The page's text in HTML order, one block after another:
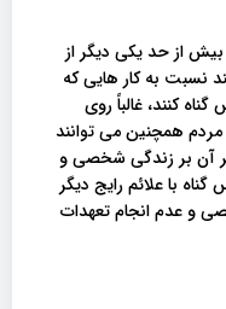
از حد یکی دیگر از
نسبت به کار هایی که
کنند، غالباً روی
مردم همچنین می توانند
آن بر زندگی شخصی و
با علائم رایج دیگر
و عدم انجام تعهدات